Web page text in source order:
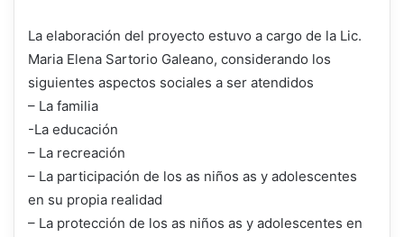
La elaboración del proyecto estuvo a cargo de la Lic.
Maria Elena Sartorio Galeano, considerando los
siguientes aspectos sociales a ser atendidos
– La familia
-La educación
– La recreación
– La participación de los as niños as y adolescentes
en su propia realidad
– La protección de los as niños as y adolescentes en